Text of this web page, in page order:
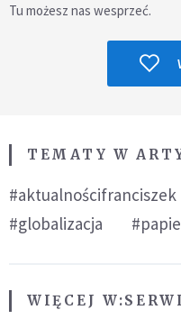
Tu możesz nas wesprzeć.
TEMATY W
#aktualnościfranciszek
#globalizacja
WIĘCEJ W: